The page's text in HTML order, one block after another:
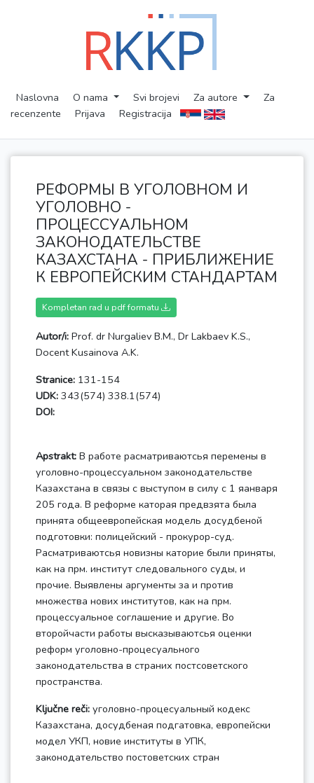
Naslovna O nama Svi brojevi Za autore
Za
recenzente
Prijava Registracija
РЕФОРМЫ В УГОЛОВНОМ И
УГОЛОВНО -
ПРОЦЕССУАЛЬНОМ
ЗАКОНОДАТЕЛЬСТВЕ
КАЗАХСТАНА - ПРИБЛИЖЕНИЕ
К ЕВРОПЕЙСКИМ СТАНДАРТАМ
Kompletan rad u pdf formatu
Autor/i: Prof. dr Nurgaliev B.M., Dr Lakbaev K.S.,
Docent Kusainova A.K.
Stranice: 131-154
UDK: 343(574) 338.1(574)
DOI:
Apstrakt: В работе расматриваютсья перемены в
уголовно-процессуальном законодательстве
Казахстана в связы с выступом в силу с 1 яанваря
205 года. В реформе каторая предвзята была
принята общеевропейская модель досудбеной
подготовки: полицейский - прокурор-суд.
Расматриваютсья новизны каторие были приняты,
как на прм. институт следовального суды, и
прочие. Выявлены аргументы за и против
множества нових институтов, как на прм.
процессуальное соглашение и другие. Во
второйчасти работы высказываютсья оценки
реформ уголовно-процесуального
законодательства в страних постсоветского
пространства.
Ključne reči: уголовно-процесуальный кодекс
Казахстана, досудбеная подгатовка, европейски
модел УКП, новие институты в УПК,
законодательство постоветских стран